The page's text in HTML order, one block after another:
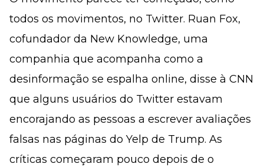
todos os movimentos, no Twitter. Ruan Fox,
cofundador da New Knowledge, uma
companhia que acompanha como a
desinformação se espalha online, disse à CNN
que alguns usuários do Twitter estavam
encorajando as pessoas a escrever avaliações
falsas nas páginas do Yelp de Trump. As
críticas começaram pouco depois de o